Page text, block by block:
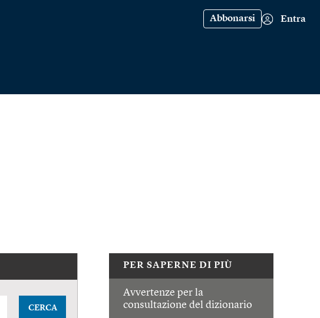
Abbonarsi Entra
PER SAPERNE DI PIÙ
Avvertenze per la
consultazione del dizionario
CERCA